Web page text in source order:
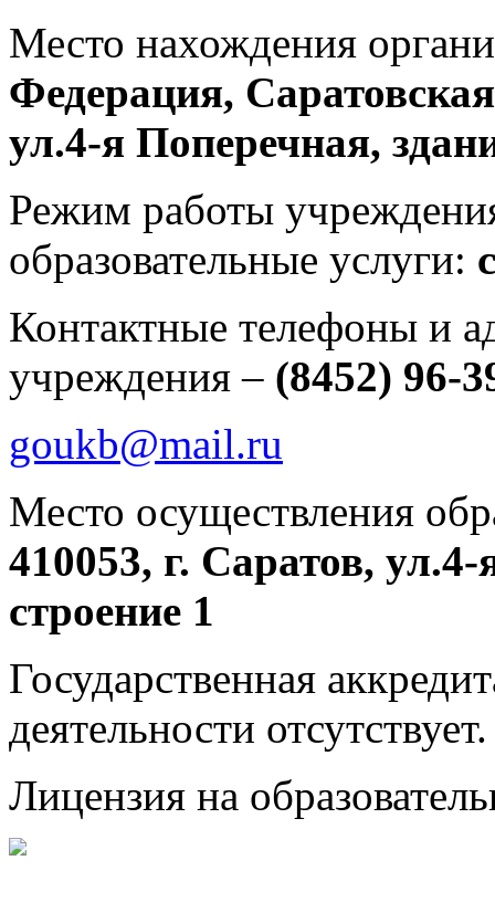
Место нахождения
Федерация,
ул.4-я Поперечная,
Режим работы
образовательные услуги:
Контактные телефоны и
учреждения – (8452) 96-
goukb@mail.ru
Место осуществления
410053, г. Саратов,
строение 1
Государственная
деятельности отсутствует.
Лицензия на